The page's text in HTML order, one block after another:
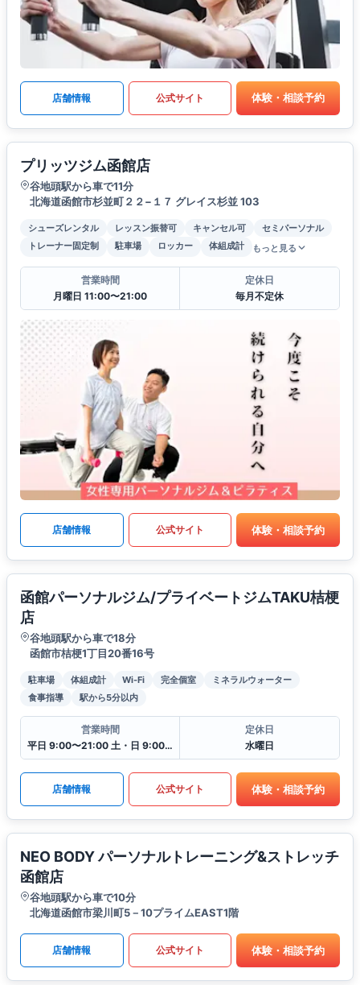
店舗情報 公式サイト 体験・相談予約
プリッツジム函館店
谷地頭駅から車で11分
北海道函館市杉並町２２−１７ グレイス杉並 103
シューズレンタル レッスン振替可 キャンセル可
セミパーソナル
トレーナー固定制
駐車場 ロッカー 体組成計 もっと見る
営業時間
月曜日 11:00〜21:00
定休日
毎月不定休
店舗情報 公式サイト 体験・相談予約
函館パーソナルジム/プライベートジムTAKU桔梗
店
谷地頭駅から車で18分
函館市桔梗1丁目20番16号
駐車場 体組成計 Wi-Fi 完全個室
ミネラルウォーター
食事指導
駅から5分以内
営業時間
平日 9:00〜21:00 土・日 9:00〜19:00
定休日
水曜日
店舗情報 公式サイト 体験・相談予約
NEO BODY パーソナルトレーニング&ストレッチ
函館店
谷地頭駅から車で10分
北海道函館市梁川町5－10プライムEAST1階
店舗情報 公式サイト 体験・相談予約